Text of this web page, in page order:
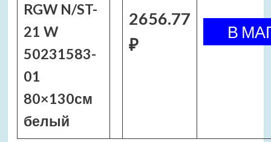
RGW N/ST-
21 W
50231583-
01
80×130см
белый
2656.77
₽